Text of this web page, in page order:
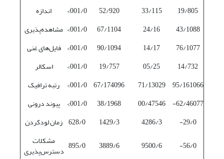
19/805
33/115
52/920
001/0>
اندازه
43/1088
24/16
67/1104
001/0> مشاهده‌پذیری
76/1077
14/17
90/1094
001/0>
فایل‌های غنی
14/732
05/25
19/757
001/0>
اسکالر
95/161066
71/13029
67/174096
001/0>
رتبه ترافیک
62/46077-
00/47546
38/1968
001/0>
پیوند درونی
29/0-
4286/3
1429/3
628/0 زمان لودکردن
56/0-
9500/6
3889/6
895/0 مشکلات
دسترس‌پذیری